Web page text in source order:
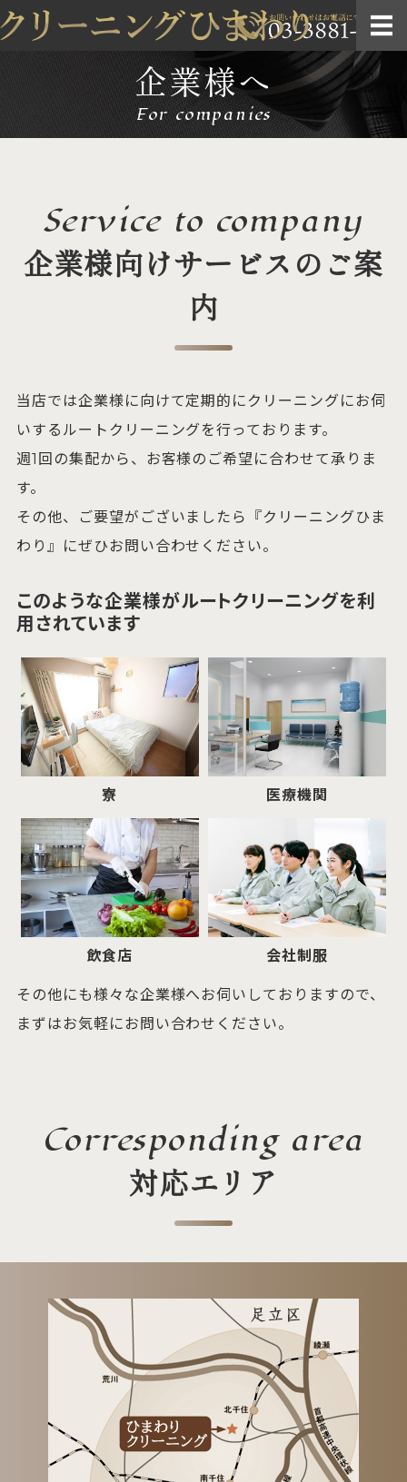
ホーム
こだわりの技術
企業様へ
店舗案内・お問い合わせ
企業様へ
For companies
Service to company
企業様向けサービスのご案
内
当店では企業様に向けて定期的にクリーニングにお伺
いするルートクリーニングを行っております。
週1回の集配から、お客様のご希望に合わせて承りま
す。
その他、ご要望がございましたら『クリーニングひま
わり』にぜひお問い合わせください。
このような企業様がルートクリーニングを利
用されています
寮 医療機関
飲食店 会社制服
その他にも様々な企業様へお伺いしておりますので、
まずはお気軽にお問い合わせください。
Corresponding area
対応エリア